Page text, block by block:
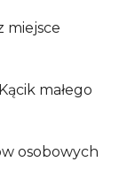
miejsce
małego
osobowych